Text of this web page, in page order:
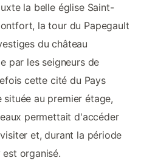
la belle église Saint-
la tour du Papegault
du château
par les seigneurs de
cette cité du Pays
au premier étage,
permettait d'accéder
et, durant la période
organisé.